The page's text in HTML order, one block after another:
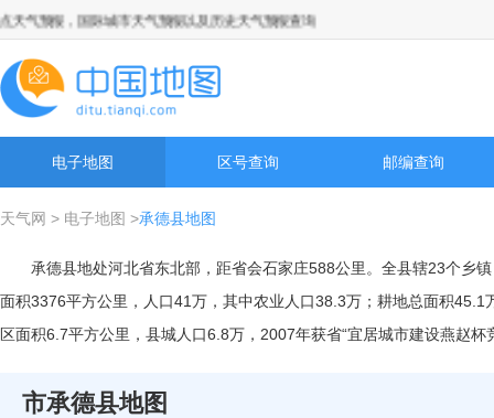
预报，国际城市天气预报以及历史天气预报查询
电子地图 区号查询 邮编查询
天气网 > 电子地图 >承德县地图
承德县地处河北省东北部，距省会石家庄588公里。全县辖23个乡
面积3376平方公里，人口41万，其中农业人口38.3万；耕地总面积
区面积6.7平方公里，县城人口6.8万，2007年获省“宜居城市建设燕赵
市承德县地图